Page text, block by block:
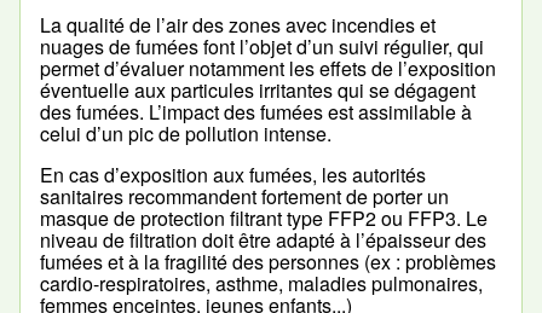
La qualité de l’air des zones avec incendies et
nuages de fumées font l’objet d’un suivi régulier, qui
permet d’évaluer notamment les effets de l’exposition
éventuelle aux particules irritantes qui se dégagent
des fumées. L’impact des fumées est assimilable à
celui d’un pic de pollution intense.
En cas d’exposition aux fumées, les autorités
sanitaires recommandent fortement de porter un
masque de protection filtrant type FFP2 ou FFP3. Le
niveau de filtration doit être adapté à l’épaisseur des
fumées et à la fragilité des personnes (ex : problèmes
cardio-respiratoires, asthme, maladies pulmonaires,
femmes enceintes, jeunes enfants...)